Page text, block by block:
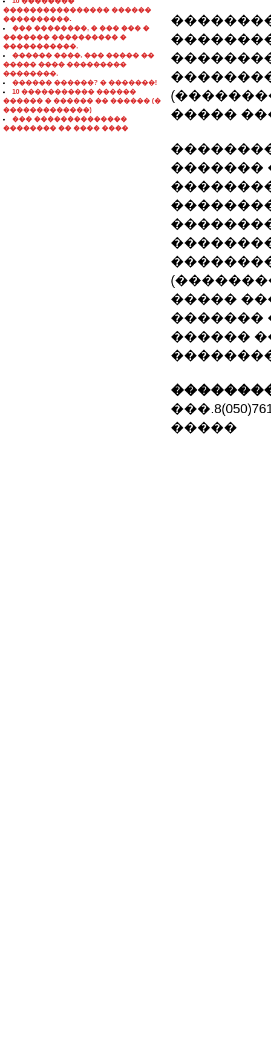
���������������� ������
����������.
��� ��������, � ��� ��� �
������� ���������� �
�����������.
������ ����. ��� ����� ��
����� ���� ���������
��������.
������ ������? � �������!
10 ����������� ������
������ � ������ �� ������ (�
�������������)
��� ��������������
�������� �� ���� ����
��������),
�����
�������
�����
�������
������
�����